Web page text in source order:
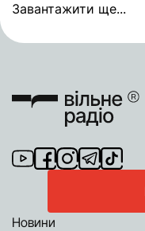
Завантажити ще...
Новини